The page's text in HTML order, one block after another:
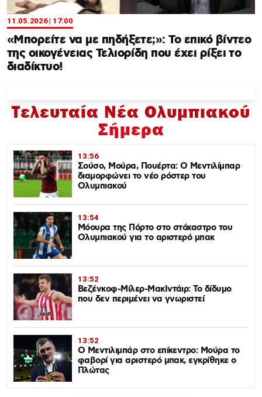
11.05.2026 | 17:00
«Μπορείτε να με πηδήξετε;»: Το επικό βίντεο
της οικογένειας Τελιορίδη που έχει ρίξει το
διαδίκτυο!
Τελευταία Νέα Ολυμπιακού
Σήμερα
13:56
Σούσο, Μούρα, Πουέρτα: Ο Μεντιλίμπαρ
διαμορφώνει το νέο ρόστερ του
Ολυμπιακού
13:54
Μόουρα της Πόρτο στο στόχαστρο του
Ολυμπιακού για το αριστερό μπακ
13:52
Βεζένκοφ-Μίλερ-ΜακΙντάιρ: Το δίδυμο
που δεν περιμένει να γνωριστεί
13:52
Ο Μεντιλιμπάρ στο επίκεντρο: Μούρα το
φαβορί για αριστερό μπακ, εγκρίθηκε ο
Πλώτας